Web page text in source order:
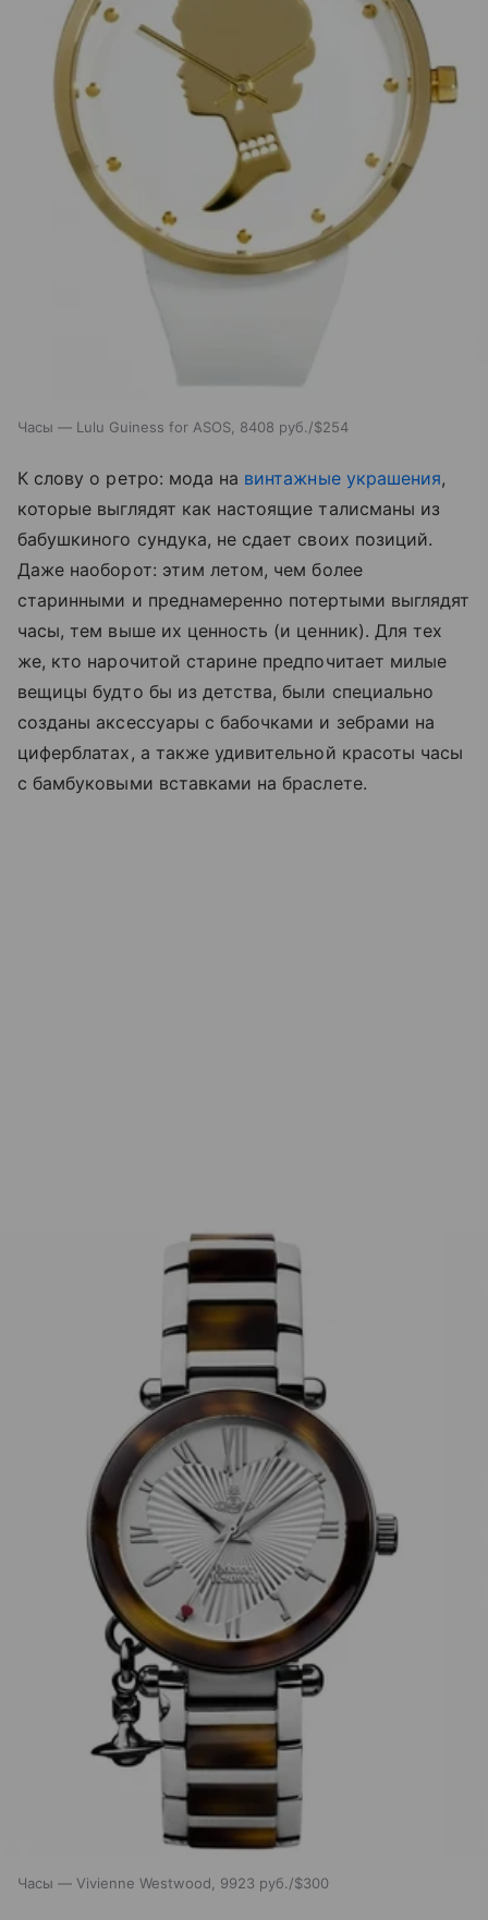
Часы — Lulu Guiness for ASOS, 8408 руб./$254
К слову о ретро: мода на винтажные украшения,
которые выглядят как настоящие талисманы из
бабушкиного сундука, не сдает своих позиций.
Даже наоборот: этим летом, чем более
старинными и преднамеренно потертыми выглядят
часы, тем выше их ценность (и ценник). Для тех
же, кто нарочитой старине предпочитает милые
вещицы будто бы из детства, были специально
созданы аксессуары с бабочками и зебрами на
циферблатах, а также удивительной красоты часы
с бамбуковыми вставками на браслете.
Часы — Vivienne Westwood, 9923 руб./$300